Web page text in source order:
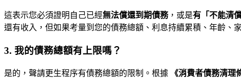
這表示您必須證明自己已經無法償還到期債務，或是有「不能清償
還有收入，但如果考量到您的債務總額、利息持續累積、年齡、
3. 我的債務總額有上限嗎？
是的，聲請更生程序有債務總額的限制。根據 《消費者債務清理